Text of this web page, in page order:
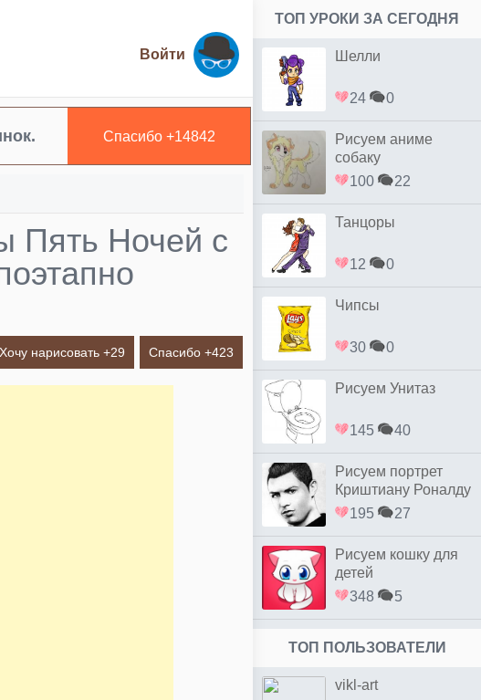
Войти
Спасибо +14842
Пять Ночей с
Хочу нарисовать +29 Спасибо +423
ТОП УРОКИ ЗА СЕГОДНЯ
Шелли
24 0
Рисуем аниме
собаку
100
22
Танцоры
12 0
Чипсы
30 0
Рисуем Унитаз
145 40
Рисуем портрет
Криштиану Роналду
простым
195 27
Рисуем кошку для
детей
348
5
ТОП ПОЛЬЗОВАТЕЛИ
vikl-art